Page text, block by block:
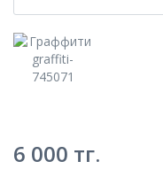
6 000 тг.